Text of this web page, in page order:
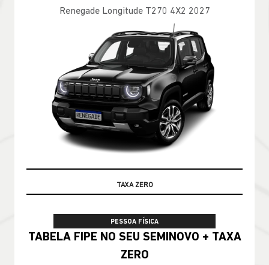
Renegade Longitude T270 4X2 2027
TABELA FIPE
PESSOA FÍSICA
TABELA FIPE NO SEU SEMINOVO + TAXA
ZERO